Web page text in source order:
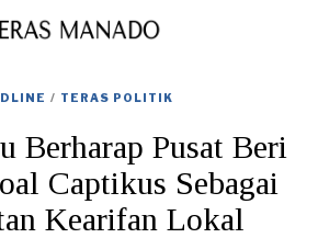
/ TERAS POLITIK
Berharap Pusat Beri
Captikus Sebagai
Kearifan Lokal